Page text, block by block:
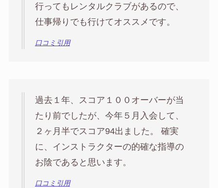
行ってもレンタルクラブがあるので、
仕事帰りでも行けてオススメです。
口コミ引用
過去１年、スコア１００オーバーが当
たり前でしたが、今年５月入会して、
２ヶ月半でスコア94出ました。 確実
に、インストラクターの的確な指導の
お陰であると思います。
口コミ引用